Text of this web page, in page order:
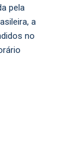
pela
a
no